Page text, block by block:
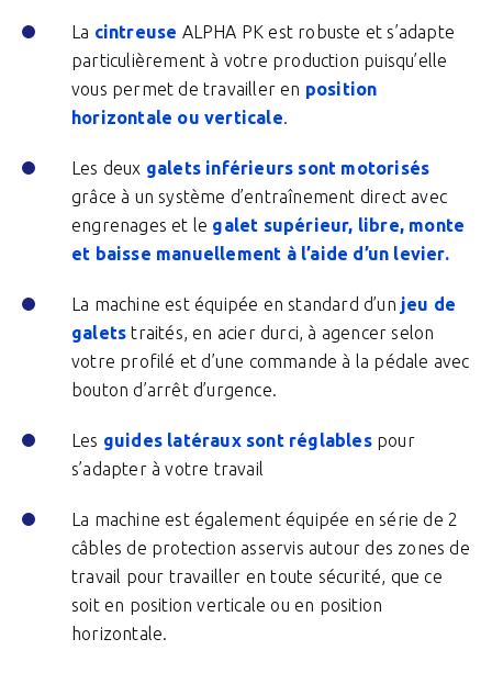
La cintreuse ALPHA PK est robuste et s’adapte
particulièrement à votre production puisqu’elle
vous permet de travailler en position
horizontale ou verticale.
Les deux galets inférieurs sont motorisés
grâce à un système d’entraînement direct avec
engrenages et le galet supérieur, libre, monte
et baisse manuellement à l’aide d’un levier.
La machine est équipée en standard d’un jeu de
galets traités, en acier durci, à agencer selon
votre profilé et d’une commande à la pédale avec
bouton d’arrêt d’urgence.
Les guides latéraux sont réglablespour
s’adapter à votre travail
La machine est également équipée en série de 2
câbles de protection asservis autour des zones de
travail pour travailler en toute sécurité, que ce
soit en position verticale ou en position
horizontale.